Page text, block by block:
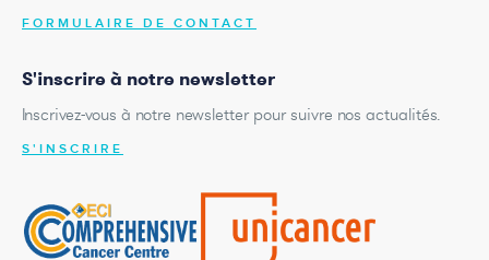
FORMULAIRE DE CONTACT
S'inscrire à notre newsletter
Inscrivez-vous à notre newsletter pour suivre nos actualités.
S'INSCRIRE